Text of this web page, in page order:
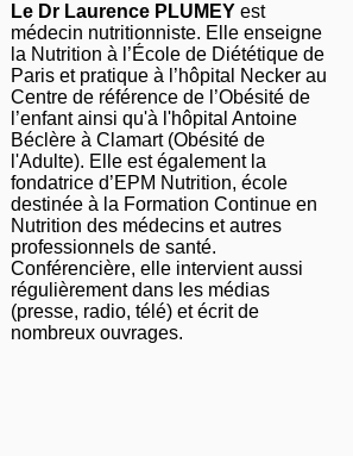
Le Dr Laurence PLUMEYest
médecin nutritionniste. Elle enseigne
la Nutrition à l’École de Diététique de
Paris et pratique à l’hôpital Necker au
Centre de référence de l’Obésité de
l’enfant ainsi qu'à l'hôpital Antoine
Béclère à Clamart (Obésité de
l'Adulte). Elle est également la
fondatrice d’EPM Nutrition, école
destinée à la Formation Continue en
Nutrition des médecins et autres
professionnels de santé.
Conférencière, elle intervient aussi
régulièrement dans les médias
(presse, radio, télé) et écrit de
nombreux ouvrages.